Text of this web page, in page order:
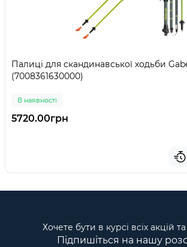
Палиці для скандинавської ходьби
(7008361630000)
В наявності
5720.00грн
Хочете бути в курсі всіх акцій
Підпишіться на нашу